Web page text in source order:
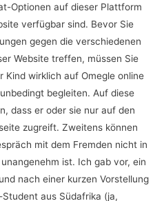
Optionen auf dieser Plattform
verfügbar sind. Bevor Sie
gegen die verschiedenen
Website treffen, müssen Sie
Kind wirklich auf Omegle online
begleiten. Auf diese
dass er oder sie nur auf den
zugreift. Zweitens können
mit dem Fremden nicht in
ist. Ich gab vor, ein
nach einer kurzen Vorstellung
aus Südafrika (ja,